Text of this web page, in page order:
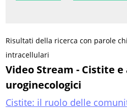
Risultati della ricerca con parole
intracellulari
Video Stream - Cistite
uroginecologici
Cistite: il ruolo delle